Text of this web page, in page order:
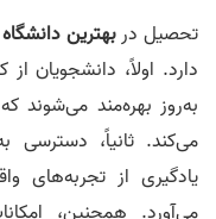
تحصیل دربهترین
دارد. اولاً، دانشجویان
به‌روز بهره‌مند می‌شوند
می‌کند. ثانیاً،
یادگیری از تجربه‌های